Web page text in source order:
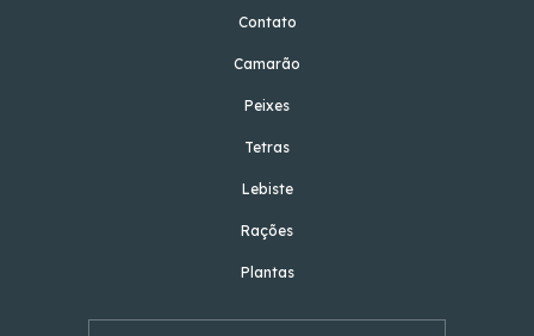
Contato
Camarão
Peixes
Tetras
Lebiste
Rações
Plantas